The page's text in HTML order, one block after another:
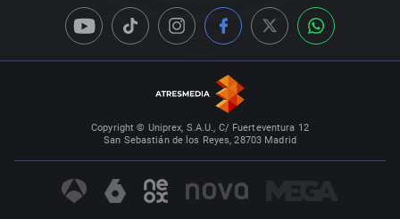
Copyright © Uniprex, S.A.U., C/ Fuerteventura 12
San Sebastián de los Reyes, 28703 Madrid